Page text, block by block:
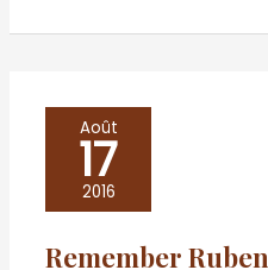
Août
17
2016
Remember Ruben
Remember
Ruben